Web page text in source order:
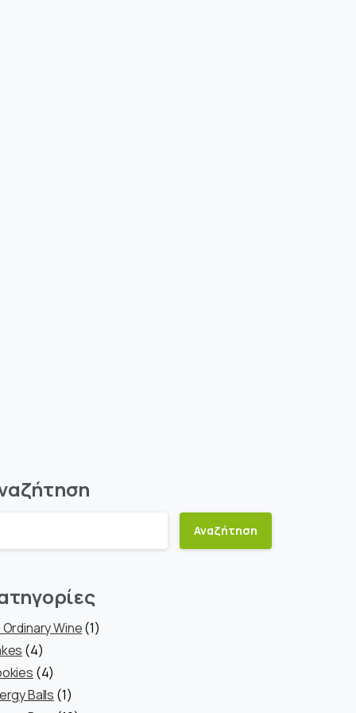
Αναζήτηση
Ordinary Wine 11
44
προϊόντα
44
προϊόντα
Balls 11